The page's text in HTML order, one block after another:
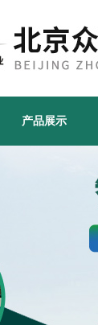
产品展示